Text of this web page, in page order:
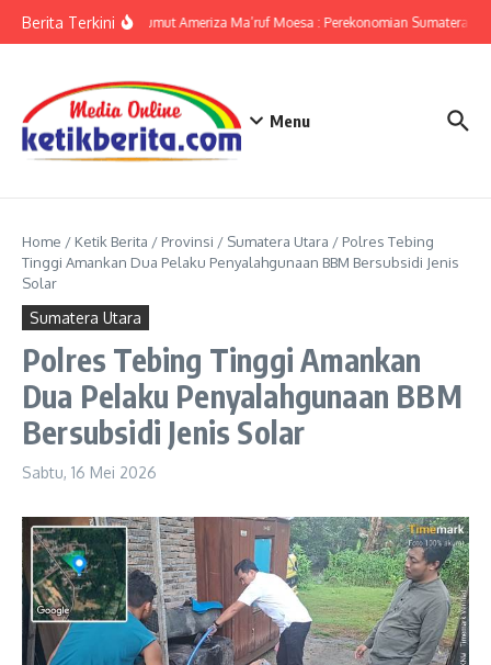
Berita TerkiniKPwBI Sumut Ameriza Ma’ruf Moesa : Perekonomian Sumatera
Menu
Home / Ketik Berita / Provinsi / Sumatera Utara / Polres Tebing
Tinggi Amankan Dua Pelaku Penyalahgunaan BBM Bersubsidi Jenis
Solar
Sumatera Utara
Polres Tebing Tinggi Amankan
Dua Pelaku Penyalahgunaan BBM
Bersubsidi Jenis Solar
Sabtu, 16 Mei 2026